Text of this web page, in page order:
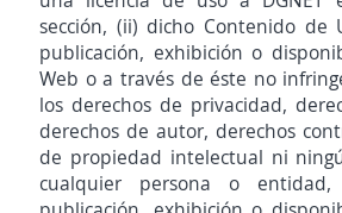
sección, (ii) dicho Contenido de
publicación, exhibición o
Web o a través de éste no
los derechos de privacidad,
derechos de autor, derechos
de propiedad intelectual ni
cualquier persona o